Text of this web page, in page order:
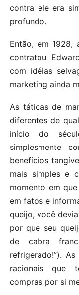
contra ele era
profundo.
Então, em 1928,
contratou
com idéias
marketing ainda
As táticas de
diferentes de
início do
simplesmente
benefícios
mais simples e
momento em
em fatos e
queijo, você
por que seu
de cabra
refrigerado!”).
racionais que
compras por si